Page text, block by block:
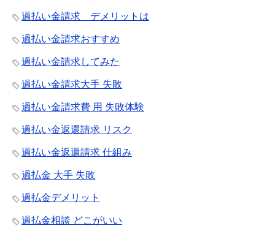
過払い金請求 デメリットは
過払い金請求おすすめ
過払い金請求してみた
過払い金請求大手 失敗
過払い金請求費 用 失敗体験
過払い金返還請求 リスク
過払い金返還請求 仕組み
過払金 大手 失敗
過払金デメリット
過払金相談 どこがいい